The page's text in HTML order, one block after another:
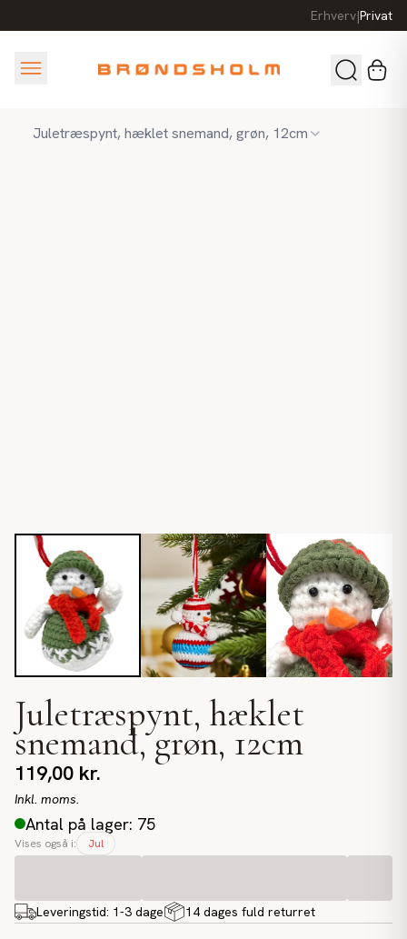
Erhverv|Privat
Juletræspynt, hæklet snemand, grøn, 12cm
Juletræspynt, hæklet
snemand, grøn, 12cm
119,00 kr.
Inkl. moms.
Antal på lager: 75
Vises også i: Jul
Leveringstid: 1-3 dage 14 dages fuld returret